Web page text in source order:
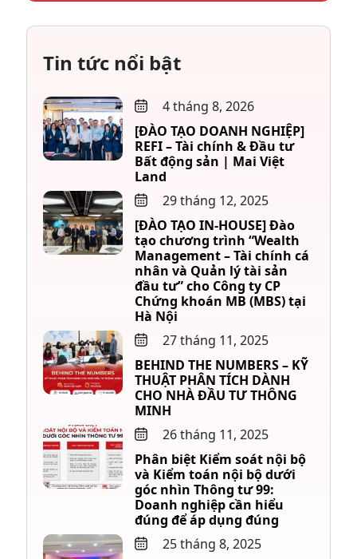
Tin tức nổi bật
4 tháng 8, 2026
[ĐÀO TẠO DOANH NGHIỆP]
REFI – Tài chính & Đầu tư
Bất động sản | Mai Việt
Land
29 tháng 12, 2025
[ĐÀO TẠO IN-HOUSE] Đào
tạo chương trình “Wealth
Management – Tài chính cá
nhân và Quản lý tài sản
đầu tư” cho Công ty CP
Chứng khoán MB (MBS) tại
Hà Nội
27 tháng 11, 2025
BEHIND THE NUMBERS – KỸ
THUẬT PHÂN TÍCH DÀNH
CHO NHÀ ĐẦU TƯ THÔNG
MINH
26 tháng 11, 2025
Phân biệt Kiểm soát nội bộ
và Kiểm toán nội bộ dưới
góc nhìn Thông tư 99:
Doanh nghiệp cần hiểu
đúng để áp dụng đúng
25 tháng 8, 2025